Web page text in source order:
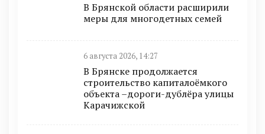
В Брянской области расширили
меры для многодетных семей
6 августа 2026, 14:27
В Брянске продолжается
строительство капиталоёмкого
объекта –дороги-дублёра улицы
Карачижской